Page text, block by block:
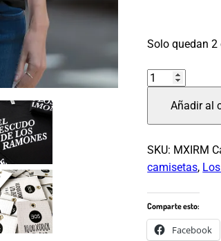
Solo quedan
La
Ramones
–
1000×0001
cantidad
Añadir al
SKU: MXIRM
camisetas,
Comparte esto:
Facebook